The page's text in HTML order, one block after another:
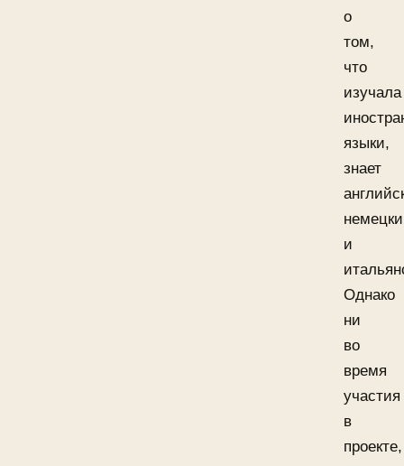
о
том,
что
изучала
языки,
знает
и
Однако
ни
во
время
участия
в
проекте,